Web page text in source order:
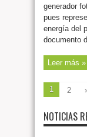
generador
pues
energía del
documento
Leer más »
1 2
NOTICIAS